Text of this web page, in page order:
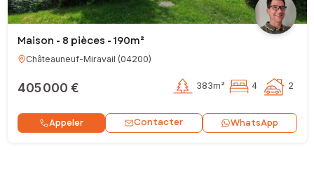
Maison - 8 pièces - 190m²
Châteauneuf-Miravail (04200)
405 000 € 383m² 4 2
Appeler Contacter WhatsApp